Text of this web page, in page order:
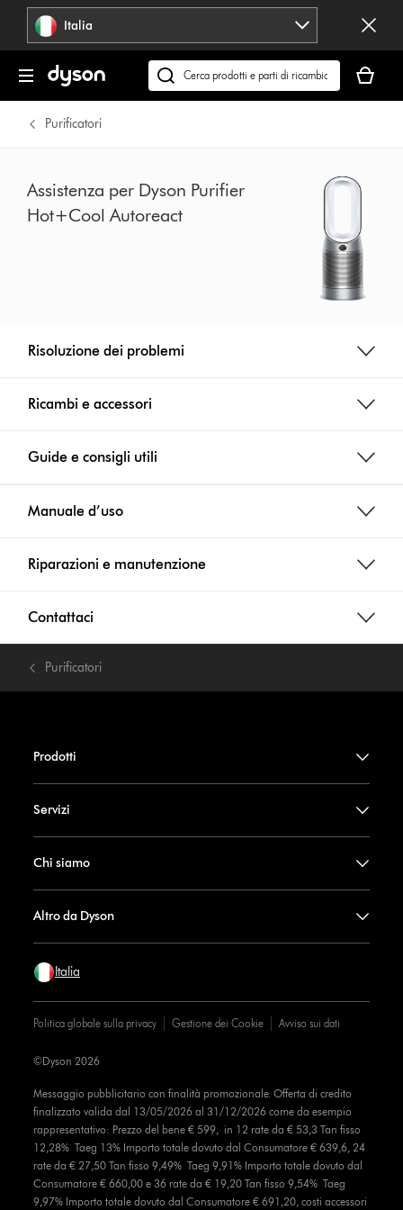
navigazione Italia
Cerca
su
carrello
è
Purificatori
Assistenza per Dyson Purifier
Hot+Cool Autoreact
Risoluzione dei problemi
Ricambi e accessori
Guide e consigli utili
Manuale d’uso
Riparazioni e manutenzione
Contattaci
Purificatori
Prodotti
Servizi
Chi siamo
Altro da Dyson
Italia
Politica globale sulla privacy Gestione dei Cookie Avviso sui dati
Messaggio pubblicitario con finalità promozionale. Offerta di credito
finalizzato valida dal 13/05/2026 al 31/12/2026 come da esempio
rappresentativo: Prezzo del bene € 599, in 12 rate da € 53,3 Tan fisso
12,28% Taeg 13% Importo totale dovuto dal Consumatore € 639,6, 24
rate da € 27,50 Tan fisso 9,49% Taeg 9,91% Importo totale dovuto dal
Consumatore € 660,00 e 36 rate da € 19,20 Tan fisso 9,54% Taeg
9,97% Importo totale dovuto dal Consumatore € 691,20, costi accessori
©Dyson 2026